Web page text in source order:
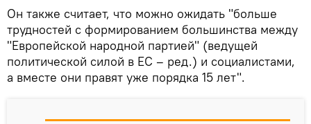
Он также считает, что можно ожидать "больше
трудностей с формированием большинства между
"Европейской народной партией" (ведущей
политической силой в ЕС – ред.) и социалистами,
а вместе они правят уже порядка 15 лет".